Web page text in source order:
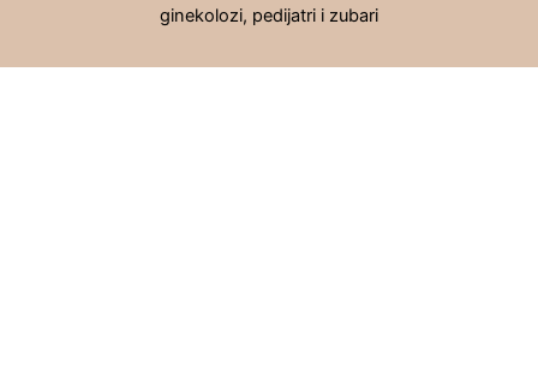
ginekolozi, pedijatri i zubari